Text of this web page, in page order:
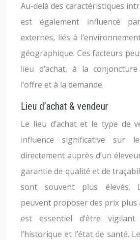
Au-delà des caractéristiques
est également influencé
externes, liés à
géographique. Ces facteurs
lieu d’achat, à la
l’offre et à la demande.
Lieu d’achat & vendeur
Le lieu d’achat et le type de
influence significative sur
directement auprès d’un
garantie de qualité et de
sont souvent plus élevés.
peuvent proposer des prix plus
est essentiel d’être
l’historique et l’état de santé.